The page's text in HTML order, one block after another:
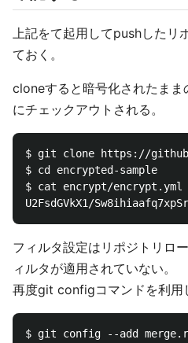
上記をて起用してpushしたリ
ておく。
cloneすると暗号化されたまま
にチェックアウトされる。
$ git clone https://
$ cd encrypted-sample
$ cat encrypt/encrypt.yml
フィルタ設定はリポジトリロ
ィルタが適用されていない。
再度git configコマンドを利用
$ git config --add